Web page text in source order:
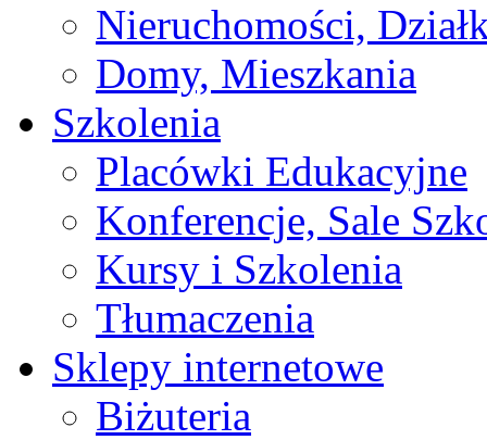
Nieruchomości,
Domy, Mieszkania
Szkolenia
Placówki Edukacyjne
Konferencje, Sale
Kursy i Szkolenia
Tłumaczenia
Sklepy internetowe
Biżuteria